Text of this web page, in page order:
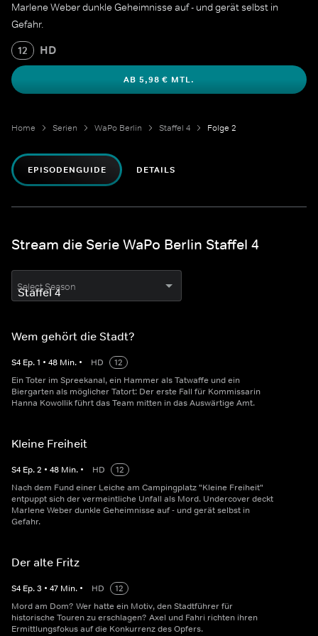
Marlene Weber dunkle Geheimnisse auf - und gerät selbst in
Gefahr.
12 HD
AB 5,98 € MTL.
Home Serien WaPo Berlin Staffel 4 Folge 2
EPISODENGUIDE DETAILS
Stream die Serie WaPo Berlin Staffel 4
Select Season
Wem gehört die Stadt?
S4 Ep.1 • 48 Min. • HD
12
Ein Toter im Spreekanal, ein Hammer als Tatwaffe und ein
Biergarten als möglicher Tatort: Der erste Fall für Kommissarin
Hanna Kowollik führt das Team mitten in das Auswärtige Amt.
Kleine Freiheit
S4 Ep.2 • 48 Min. • HD
12
Nach dem Fund einer Leiche am Campingplatz "Kleine Freiheit"
entpuppt sich der vermeintliche Unfall als Mord. Undercover deckt
Marlene Weber dunkle Geheimnisse auf - und gerät selbst in
Gefahr.
Der alte Fritz
S4 Ep.3 • 47 Min. • HD
12
Mord am Dom? Wer hatte ein Motiv, den Stadtführer für
historische Touren zu erschlagen? Axel und Fahri richten ihren
Ermittlungsfokus auf die Konkurrenz des Opfers.